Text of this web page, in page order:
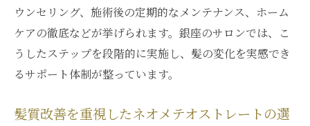
ウンセリング、施術後の定期的なメンテナンス、ホーム
ケアの徹底などが挙げられます。銀座のサロンでは、こ
うしたステップを段階的に実施し、髪の変化を実感でき
るサポート体制が整っています。
髪質改善を重視したネオメテオストレートの選